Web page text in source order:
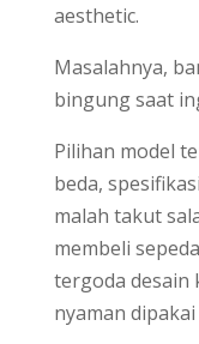
aesthetic.
Masalahnya,
bingung saat
Pilihan model
beda,
malah takut
membeli
tergoda desain
nyaman